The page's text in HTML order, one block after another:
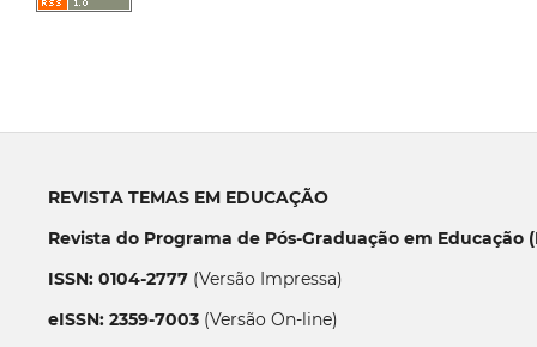
REVISTA TEMAS EM EDUCAÇÃO
Revista do Programa de Pós-Graduação em Educação
ISSN: 0104-2777(Versão Impressa)
eISSN: 2359-7003(Versão On-line)